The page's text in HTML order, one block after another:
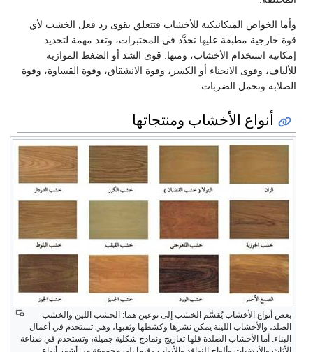
الميكانيكية للأخشاب فتتعلق بقوى رد فعل الخشب لأي
مطبقة عليها تحدَّد في المختبرات، وتعد مهمة لتحديد
استخدام الأخشاب، ومنها: قوى الشد أو الضغط الموازية
وقوى الانحناء أو الكسر، وقوة الانشقاق، وقوة القساوة، وقوة
وتحمل الضربات.
الأخشاب ومنتجاتها
الأخشاب يُقسَّم الخشب إلى نوعين هما: الخشب اللين والخشب
والأخشاب اللينة يمكن نشرها وكشطها وثقبها، وهي تستخدم في أعمال
أما الأخشاب الصلدة فلها تعاريج ونماذج شكلية جميلة، وتستخدم في صناعة